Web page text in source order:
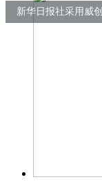
新华日报社采用威